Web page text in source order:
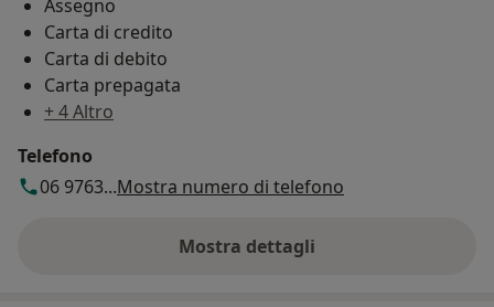
Assegno
Carta di credito
Carta di debito
Carta prepagata
+ 4 Altro
Telefono
06 9763...Mostra numero di telefono
Mostra dettagli
sull'indirizzo